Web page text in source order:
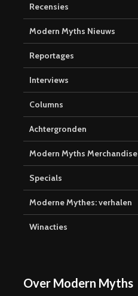
Recensies
Modern Myths Nieuws
Reportages
Interviews
Columns
Achtergronden
Modern Myths Merchandise
Specials
Moderne Mythes: verhalen
Winacties
Over Modern Myths